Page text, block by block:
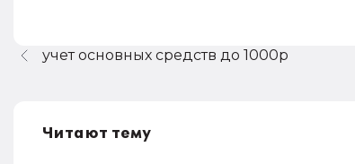
учет основных средств до 1000р
Читают тему